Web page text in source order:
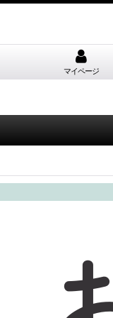
マイページ